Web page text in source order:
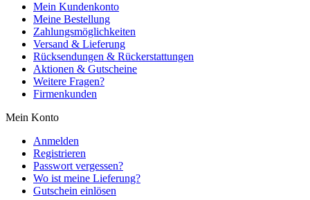
Mein Kundenkonto
Meine Bestellung
Zahlungsmöglichkeiten
Versand & Lieferung
Rücksendungen & Rückerstattungen
Aktionen & Gutscheine
Weitere Fragen?
Firmenkunden
Mein Konto
Anmelden
Registrieren
Passwort vergessen?
Wo ist meine Lieferung?
Gutschein einlösen